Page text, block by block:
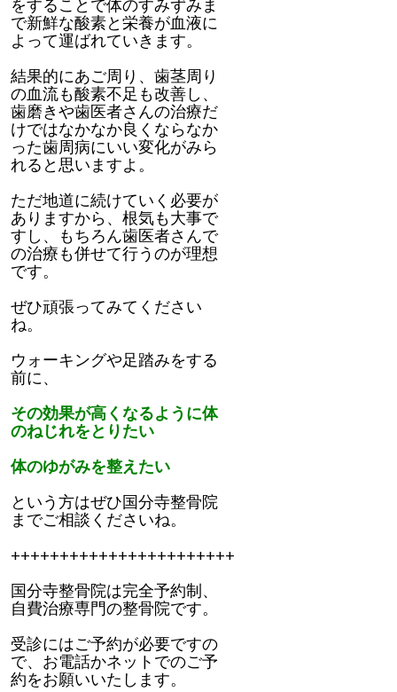
をすることで体のすみずみま
で新鮮な酸素と栄養が血液に
よって運ばれていきます。
結果的にあご周り、歯茎周り
の血流も酸素不足も改善し、
歯磨きや歯医者さんの治療だ
けではなかなか良くならなか
った歯周病にいい変化がみら
れると思いますよ。
ただ地道に続けていく必要が
ありますから、根気も大事で
すし、もちろん歯医者さんで
の治療も併せて行うのが理想
です。
ぜひ頑張ってみてください
ね。
ウォーキングや足踏みをする
前に、
その効果が高くなるように体
のねじれをとりたい
体のゆがみを整えたい
という方はぜひ国分寺整骨院
までご相談くださいね。
+++++++++++++++++++++++
国分寺整骨院は完全予約制、
自費治療専門の整骨院です。
受診にはご予約が必要ですの
で、お電話かネットでのご予
約をお願いいたします。